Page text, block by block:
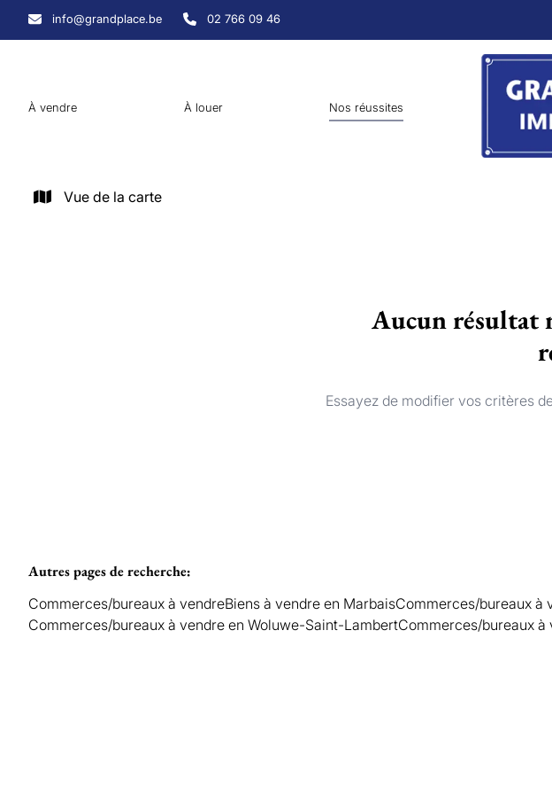
Aller au contenu principal
info@grandplace.be 02 766 09 46
À vendre À louer Nos réussites
Vue de la carte
Aucun résultat
Essayez de modifier vos critères
Autres pages de recherche:
Commerces/bureaux à vendreBiens à vendre en MarbaisCommerces/bureaux à
Commerces/bureaux à vendre en Woluwe-Saint-LambertCommerces/bureaux